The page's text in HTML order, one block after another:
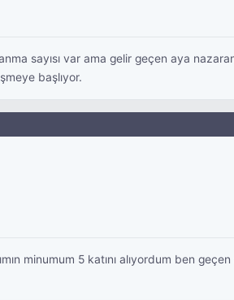
sayısı var ama gelir geçen aya
başlıyor.
minumum 5 katını alıyordum ben